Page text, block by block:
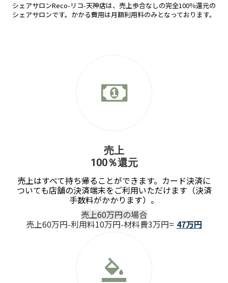
シェアサロンReco-リコ-天神店は、売上歩合なしの完全100％還元の
シェアサロンです。かかる費用は月額利用料のみとなっております。
売上
100％還元
売上はすべて持ち帰ることができます。カード決済に
ついても店舗の決済端末をご利用いただけます（決済
手数料がかかります）。
売上60万円の場合
売上60万円-利用料10万円-材料費3万円= 47万円
format_color_fill